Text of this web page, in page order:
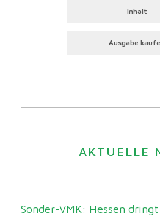
Inhalt
Ausgabe
AKTUELLE
Sonder-VMK: Hessen